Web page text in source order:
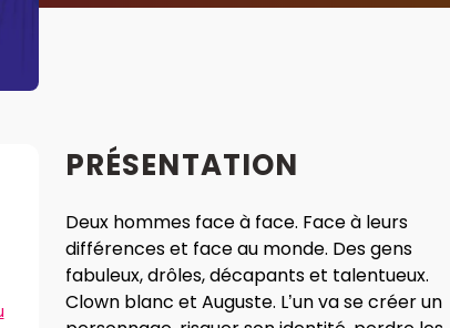
PRÉSENTATION
Deux hommes face à face. Face à leurs
différences et face au monde. Des gens
fabuleux, drôles, décapants et talentueux.
Clown blanc et Auguste. L’un va se créer un